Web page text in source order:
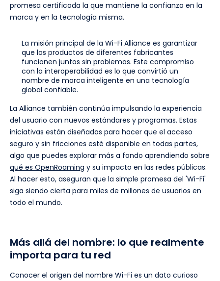
promesa certificada la que mantiene la confianza en la
marca y en la tecnología misma.
La misión principal de la Wi-Fi Alliance es garantizar
que los productos de diferentes fabricantes
funcionen juntos sin problemas. Este compromiso
con la interoperabilidad es lo que convirtió un
nombre de marca inteligente en una tecnología
global confiable.
La Alliance también continúa impulsando la experiencia
del usuario con nuevos estándares y programas. Estas
iniciativas están diseñadas para hacer que el acceso
seguro y sin fricciones esté disponible en todas partes,
algo que puedes explorar más a fondo aprendiendo sobre
qué es OpenRoaming y su impacto en las redes públicas.
Al hacer esto, aseguran que la simple promesa del 'Wi-Fi'
siga siendo cierta para miles de millones de usuarios en
todo el mundo.
Más allá del nombre: lo que realmente
importa para tu red
Conocer el origen del nombre Wi-Fi es un dato curioso